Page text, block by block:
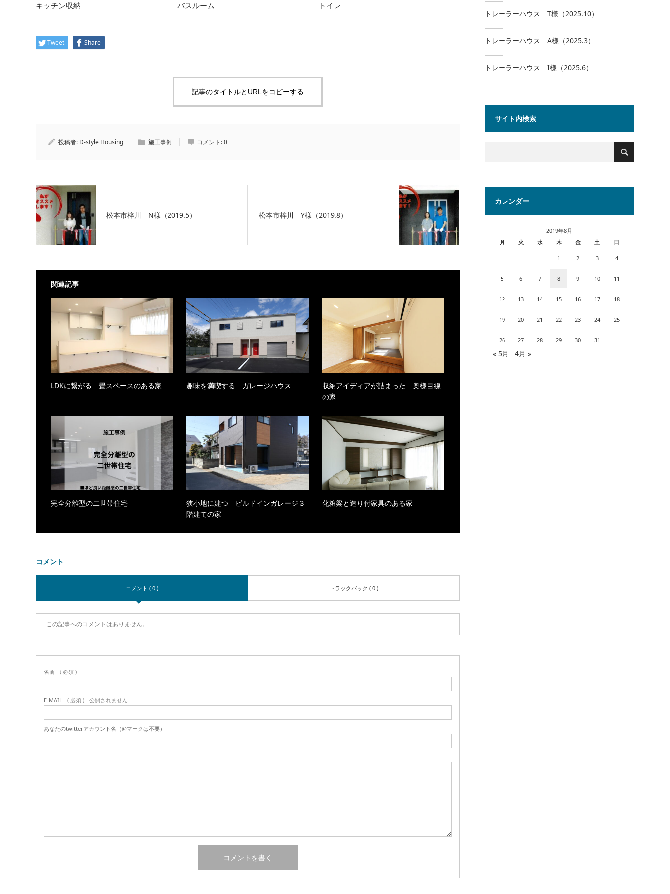
キッチン収納 バスルーム トイレ
Tweet Share
記事のタイトルとURLをコピーする
投稿者: D-style Housing 施工事例 コメント:0
松本市梓川 N様（2019.5） 松本市梓川 Y様（2019.8）
関連記事
LDKに繋がる 畳スペースのある家 趣味を満喫する ガレージハウス
収納アイディアが詰まった 奥様目線
の家
完全分離型の二世帯住宅
狭小地に建つ ビルドインガレージ３
階建ての家
化粧梁と造り付家具のある家
コメント
コメント ( 0 ) トラックバック ( 0 )
この記事へのコメントはありません。
名前 ( 必須 )
E-MAIL ( 必須 ) - 公開されません -
あなたのtwitterアカウント名（@マークは不要）
トレーラーハウス T様（2025.10）
トレーラーハウス A様（2025.3）
トレーラーハウス I様（2025.6）
サイト内検索
カレンダー
2019年8月
月
火 水 木 金 土 日
1 2 3 4
5 6 7 8 9 10 11
12 13 14 15 16 17 18
19 20 21 22 23 24 25
26 27 28 29 30 31
« 5月 4月 »